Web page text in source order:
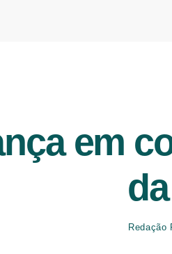
em
Redação